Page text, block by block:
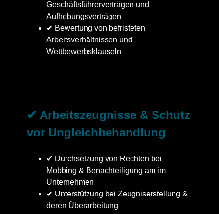
Geschäftsführerverträgen und
Aufhebungsverträgen
✔ Bewertung von befristeten
Arbeitsverhältnissen und
Wettbewerbsklauseln
✔ Arbeitszeugnisse & Schutz
vor Ungleichbehandlung
✔ Durchsetzung von Rechten bei
Mobbing & Benachteiligung am im
Unternehmen
✔ Unterstützung bei Zeugniserstellung &
deren Überarbeitung